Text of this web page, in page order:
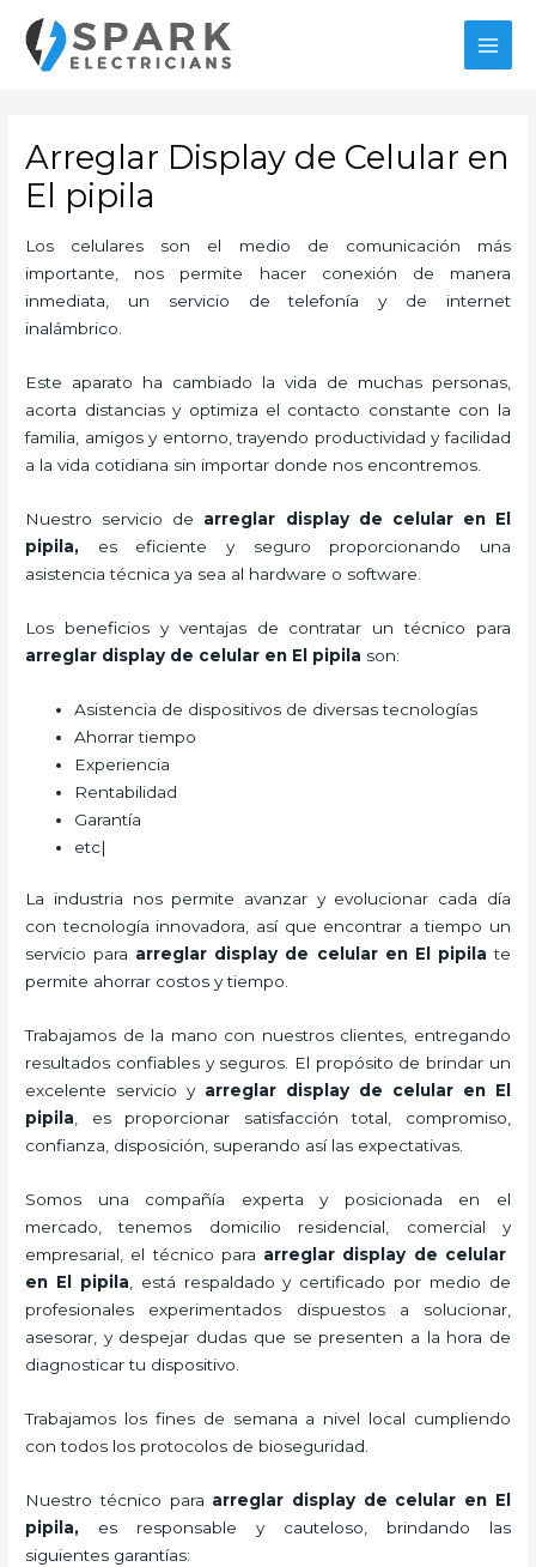
contenido
Arreglar Display de Celular en
El pipila
Los celulares son el medio de comunicación más
importante, nos permite hacer conexión de manera
inmediata, un servicio de telefonía y de internet
inalámbrico.
Este aparato ha cambiado la vida de muchas personas,
acorta distancias y optimiza el contacto constante con la
familia, amigos y entorno, trayendo productividad y facilidad
a la vida cotidiana sin importar donde nos encontremos.
Nuestro servicio de arreglar display de celular en El
pipila, es eficiente y seguro proporcionando una
asistencia técnica ya sea al hardware o software.
Los beneficios y ventajas de contratar un técnico para
arreglar display de celular en El pipila son:
Asistencia de dispositivos de diversas tecnologías
Ahorrar tiempo
Experiencia
Rentabilidad
Garantía
etc|
La industria nos permite avanzar y evolucionar cada día
con tecnología innovadora, así que encontrar a tiempo un
servicio para arreglar display de celularen El pipila te
permite ahorrar costos y tiempo.
Trabajamos de la mano con nuestros clientes, entregando
resultados confiables y seguros. El propósito de brindar un
excelente servicio y arreglar display de celularen El
pipila , es proporcionar satisfacción total, compromiso,
confianza, disposición, superando así las expectativas.
Somos una compañía experta y posicionada en el
mercado, tenemos domicilio residencial, comercial y
empresarial, el técnico para arreglar display de celular
en El pipila , está respaldado y certificado por medio de
profesionales experimentados dispuestos a solucionar,
asesorar, y despejar dudas que se presenten a la hora de
diagnosticar tu dispositivo.
Trabajamos los fines de semana a nivel local cumpliendo
con todos los protocolos de bioseguridad.
Nuestro técnico para arreglar display de celular en El
pipila, es responsable y cauteloso, brindando las
siguientes garantías: